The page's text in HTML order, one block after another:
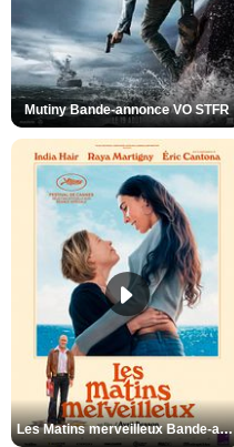
Mutiny Bande-annonce VO STFR
Les Matins merveilleux Bande-annonce VF